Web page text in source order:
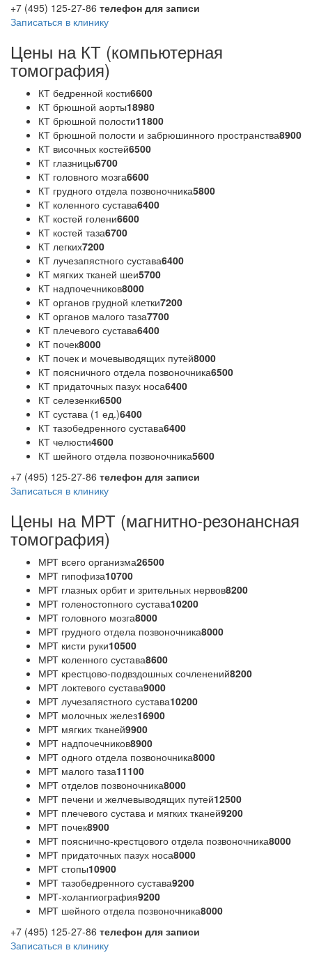
+7 (495) 125-27-86 телефон для записи
Записаться в клинику
Цены на КТ (компьютерная
томография)
КТ бедренной кости6600
КТ брюшной аорты18980
КТ брюшной полости11800
КТ брюшной полости и забрюшинного пространства8900
КТ височных костей6500
КТ глазницы6700
КТ головного мозга6600
КТ грудного отдела позвоночника5800
КТ коленного сустава6400
КТ костей голени6600
КТ костей таза6700
КТ легких7200
КТ лучезапястного сустава6400
КТ мягких тканей шеи5700
КТ надпочечников8000
КТ органов грудной клетки7200
КТ органов малого таза7700
КТ плечевого сустава6400
КТ почек8000
КТ почек и мочевыводящих путей8000
КТ поясничного отдела позвоночника6500
КТ придаточных пазух носа6400
КТ селезенки6500
КТ сустава (1 ед.)6400
КТ тазобедренного сустава6400
КТ челюсти4600
КТ шейного отдела позвоночника5600
+7 (495) 125-27-86 телефон для записи
Записаться в клинику
Цены на МРТ (магнитно-резонансная
томография)
МРТ всего организма26500
МРТ гипофиза10700
МРТ глазных орбит и зрительных нервов8200
МРТ голеностопного сустава10200
МРТ головного мозга8000
МРТ грудного отдела позвоночника8000
МРТ кисти руки10500
МРТ коленного сустава8600
МРТ крестцово-подвздошных сочленений8200
МРТ локтевого сустава9000
МРТ лучезапястного сустава10200
МРТ молочных желез16900
МРТ мягких тканей9900
МРТ надпочечников8900
МРТ одного отдела позвоночника8000
МРТ малого таза11100
МРТ отделов позвоночника8000
МРТ печени и желчевыводящих путей12500
МРТ плечевого сустава и мягких тканей9200
МРТ почек8900
МРТ пояснично-крестцового отдела позвоночника8000
МРТ придаточных пазух носа8000
МРТ стопы10900
МРТ тазобедренного сустава9200
МРТ-холангиография9200
МРТ шейного отдела позвоночника8000
+7 (495) 125-27-86 телефон для записи
Записаться в клинику